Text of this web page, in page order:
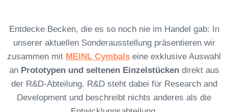
Entdecke Becken, die es so noch nie im Handel gab: In
unserer aktuellen Sonderausstellung präsentieren wir
zusammen mit MEINL Cymbals eine exklusive Auswahl
an Prototypen und seltenen Einzelstückendirekt aus
der R&D-Abteilung. R&D steht dabei für Research and
Development und beschreibt nichts anderes als die